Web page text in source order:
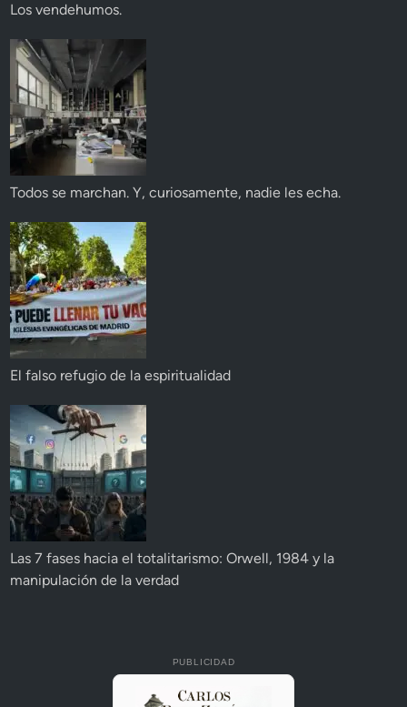
Los vendehumos.
Todos se marchan. Y, curiosamente, nadie les echa.
El falso refugio de la espiritualidad
Las 7 fases hacia el totalitarismo: Orwell, 1984 y la
manipulación de la verdad
PUBLICIDAD